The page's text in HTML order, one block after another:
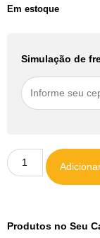
Em estoque
Simulação de
Produtos no Seu